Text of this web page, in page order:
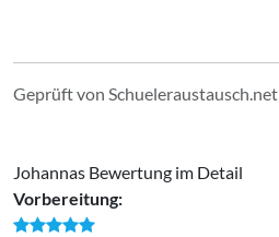
Geprüft von Schueleraustausch.net
Johannas Bewertung im Detail
Vorbereitung: